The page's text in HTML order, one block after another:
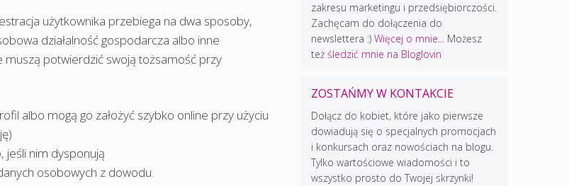
użytkownika przebiega na dwa sposoby,
działalność gospodarcza albo inne
muszą potwierdzić swoją tożsamość przy
albo mogą go założyć szybko online przy użyciu
jeśli nim dysponują
osobowych z dowodu.
zakresu marketingu i przedsiębiorczości.
Zachęcam do dołączenia do
newslettera :) Więcej o mnie...Możesz
też śledzić mnie na Bloglovin
ZOSTAŃMY W KONTAKCIE
Dołącz do kobiet, które jako pierwsze
dowiadują się o specjalnych promocjach
i konkursach oraz nowościach na blogu.
Tylko wartościowe wiadomości i to
wszystko prosto do Twojej skrzynki!